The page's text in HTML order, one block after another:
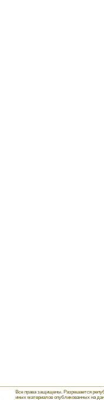
Все права защищены. Разрешается
иных материалов опубликованных на